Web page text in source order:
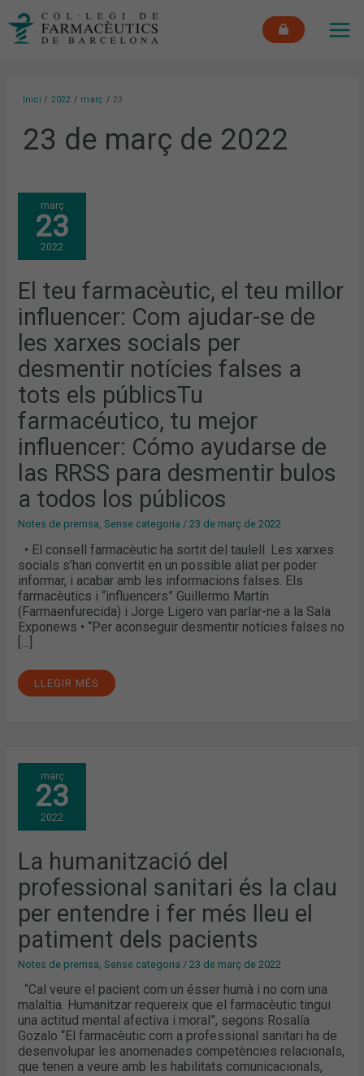
Inici 2022 març 23
23 de març de 2022
març
23
2022
El teu farmacèutic, el teu millor
influencer: Com ajudar-se de
les xarxes socials per
desmentir notícies falses a
tots els públicsTu
farmacéutico, tu mejor
influencer: Cómo ayudarse de
las RRSS para desmentir bulos
a todos los públicos
Notes de premsa ,Sense categoria /23 de març de 2022
• El consell farmacèutic ha sortit del taulell. Les xarxes
socials s’han convertit en un possible aliat per poder
informar, i acabar amb les informacions falses. Els
farmacèutics i “influencers” Guillermo Martín
(Farmaenfurecida) i Jorge Ligero van parlar-ne a la Sala
Exponews • “Per aconseguir desmentir notícies falses no
EL
TEU
FARMACÈUTIC,
EL
TEU
MILLOR
INFLUENCER:
AJUDAR-
SE
DE
LES
XARXES
PER
DESMENTIR
NOTÍCIES
FALSES
TOTS
PÚBLICSTU
FARMACÉUTICO,
TU
MEJOR
CÓMO
AYUDARSE
DE
LAS
PARA
BULOS
A
TODOS
LOS
PÚBLICOS
LLEGIR MÉS
març
23
2022
La humanització del
professional sanitari és la clau
per entendre i fer més lleu el
patiment dels pacients
Notes de premsa ,Sense categoria /23 de març de 2022
“Cal veure el pacient com un ésser humà i no com una
malaltia. Humanitzar requereix que el farmacèutic tingui
una actitud mental afectiva i moral”, segons Rosalía
Gozalo “El farmacèutic com a professional sanitari ha de
desenvolupar les anomenades competències relacionals,
que tenen a veure amb les habilitats comunicacionals,
LA
HUMANITZACIÓ
DEL
PROFESSIONAL
SANITARI
ÉS
LA
PER
ENTENDRE
I
FER
MÉS
EL
PATIMENT
DELS
PACIENTS